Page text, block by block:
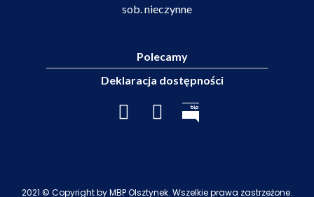
sob. nieczynne
Polecamy
Deklaracja dostępności
2021 © Copyright by MBP Olsztynek. Wszelkie prawa zastrzeżone.